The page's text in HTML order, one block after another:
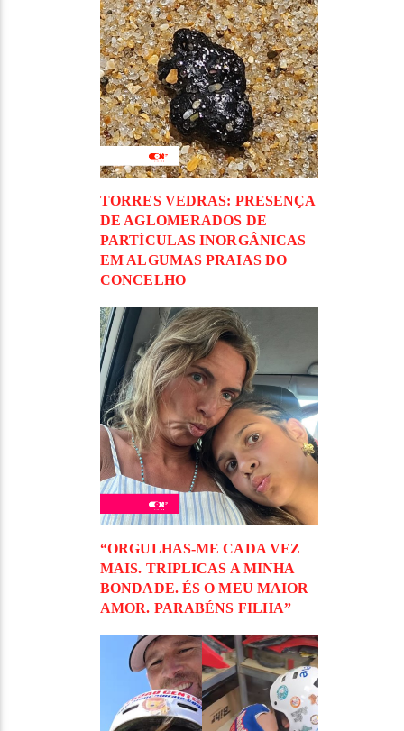
TORRES VEDRAS: PRESENÇA
DE AGLOMERADOS DE
PARTÍCULAS INORGÂNICAS
EM ALGUMAS PRAIAS DO
CONCELHO
“ORGULHAS-ME CADA VEZ
MAIS. TRIPLICAS A MINHA
BONDADE. ÉS O MEU MAIOR
AMOR. PARABÉNS FILHA”